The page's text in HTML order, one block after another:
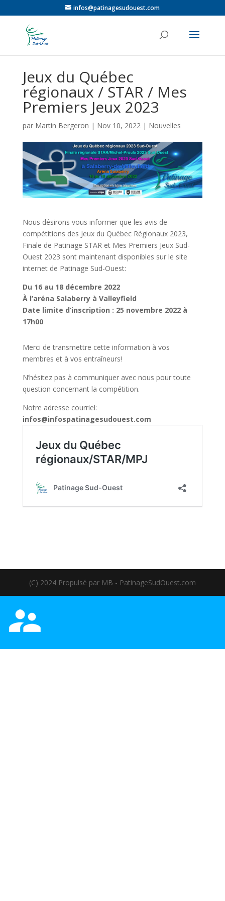
infos@patinagesudouest.com
Jeux du Québec
régionaux / STAR / Mes
Premiers Jeux 2023
par Martin Bergeron | Nov 10, 2022| Nouvelles
Nous désirons vous informer que les avis de
compétitions des Jeux du Québec Régionaux 2023,
Finale de Patinage STAR et Mes Premiers Jeux Sud-
Ouest 2023 sont maintenant disponibles sur le site
internet de Patinage Sud-Ouest:
Du 16 au 18 décembre 2022
À l’aréna Salaberry à Valleyfield
Date limite d’inscription : 25 novembre 2022 à
17h00
Merci de transmettre cette information à vos
membres et à vos entraîneurs!
N’hésitez pas à communiquer avec nous pour toute
question concernant la compétition.
Notre adresse courriel:
infos@infospatinagesudouest.com
(C) 2024 Propulsé par MB - PatinageSudOuest.com